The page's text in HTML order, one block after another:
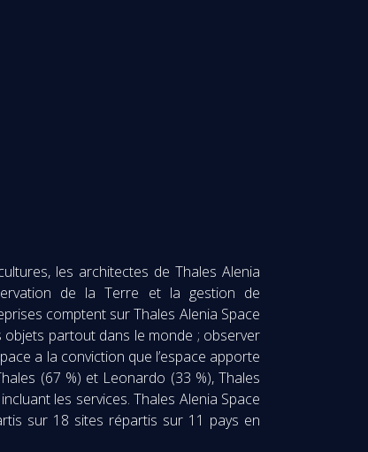
les architectes de Thales Alenia
de la Terre et la gestion de
comptent sur Thales Alenia Space
partout dans le monde ; observer
a la conviction que l’espace apporte
(67 %) et Leonardo (33 %), Thales
les services. Thales Alenia Space
sur 18 sites répartis sur 11 pays en